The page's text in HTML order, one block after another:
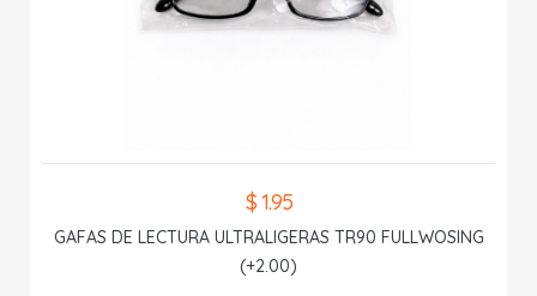
$ 1.95
GAFAS DE LECTURA ULTRALIGERAS TR90 FULLWOSING
(+2.00)